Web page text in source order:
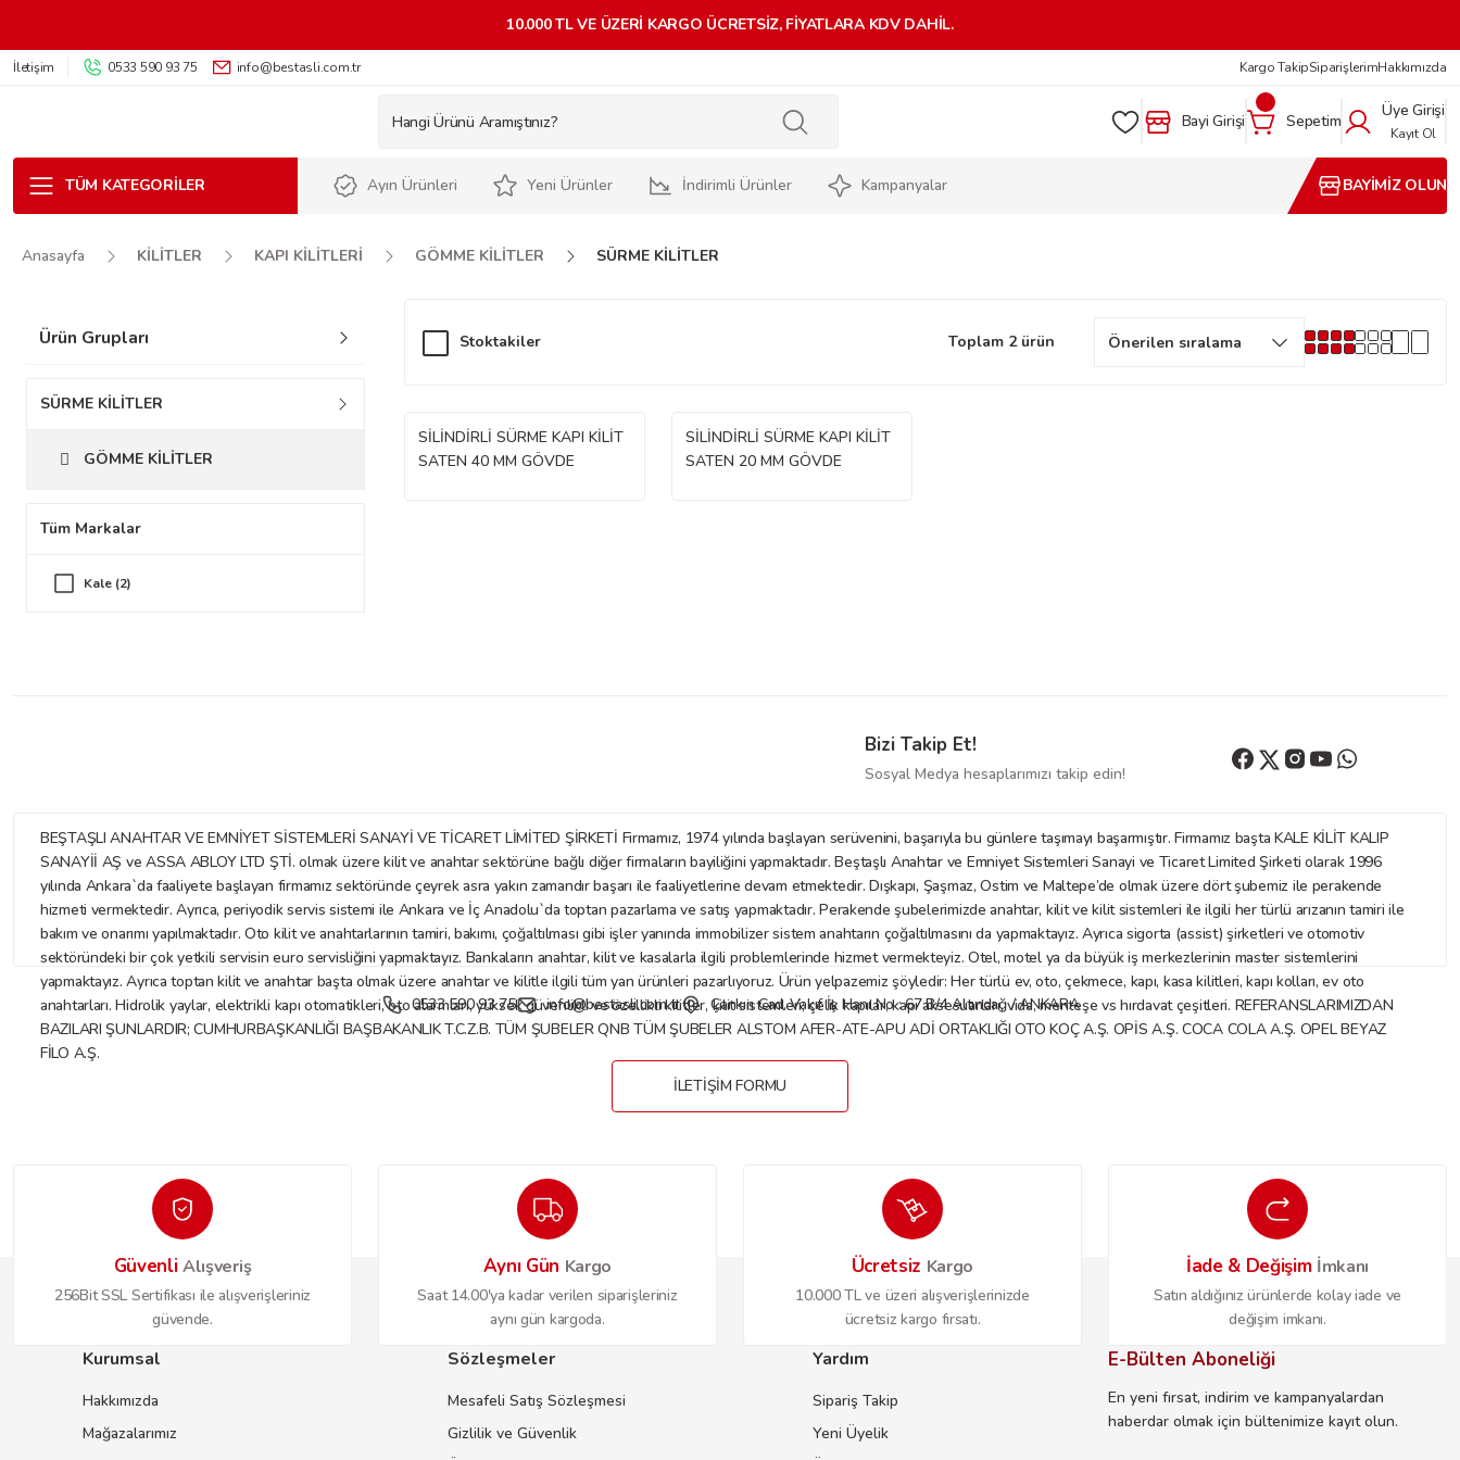
10.000 TL VE ÜZERİ KARGO ÜCRETSİZ, FİYATLARA KDV DAHİL.
İletişim 0533 590 93 75 info@bestasli.com.tr Kargo TakipSiparişlerimHakkımızda
Bayi Girişi Sepetim
Üye Girişi
Kayıt Ol
TÜM KATEGORILER Ayın Ürünleri Yeni Ürünler İndirimli Ürünler Kampanyalar BAYİMİZ OLUN
Anasayfa KİLİTLER KAPI KİLİTLERİ GÖMME KİLİTLER SÜRME KİLİTLER
Ürün Grupları
SÜRME KİLİTLER
GÖMME KİLİTLER
Tüm Markalar
Kale (2)
Stoktakiler Toplam 2 ürün
SİLİNDİRLİ SÜRME KAPI KİLİT
SATEN 40 MM GÖVDE
SİLİNDİRLİ SÜRME KAPI KİLİT
SATEN 20 MM GÖVDE
Bizi Takip Et!
Sosyal Medya hesaplarımızı takip edin!
BEŞTAŞLI ANAHTAR VE EMNİYET SİSTEMLERİ SANAYİ VE TİCARET LİMİTED ŞİRKETİ Firmamız, 1974 yılında başlayan serüvenini, başarıyla bu günlere taşımayı başarmıştır. Firmamız başta KALE KİLİT KALIP
SANAYİİ AŞ ve ASSA ABLOY LTD ŞTİ. olmak üzere kilit ve anahtar sektörüne bağlı diğer firmaların bayiliğini yapmaktadır. Beştaşlı Anahtar ve Emniyet Sistemleri Sanayi ve Ticaret Limited Şirketi olarak 1996
yılında Ankara`da faaliyete başlayan firmamız sektöründe çeyrek asra yakın zamandır başarı ile faaliyetlerine devam etmektedir. Dışkapı, Şaşmaz, Ostim ve Maltepe’de olmak üzere dört şubemiz ile perakende
hizmeti vermektedir. Ayrıca, periyodik servis sistemi ile Ankara ve İç Anadolu`da toptan pazarlama ve satış yapmaktadır. Perakende şubelerimizde anahtar, kilit ve kilit sistemleri ile ilgili her türlü arızanın tamiri ile
bakım ve onarımı yapılmaktadır. Oto kilit ve anahtarlarının tamiri, bakımı, çoğaltılması gibi işler yanında immobilizer sistem anahtarın çoğaltılmasını da yapmaktayız. Ayrıca sigorta (assist) şirketleri ve otomotiv
sektöründeki bir çok yetkili servisin euro servisliğini yapmaktayız. Bankaların anahtar, kilit ve kasalarla ilgili problemlerinde hizmet vermekteyiz. Otel, motel ya da büyük iş merkezlerinin master sistemlerini
yapmaktayız. Ayrıca toptan kilit ve anahtar başta olmak üzere anahtar ve kilitle ilgili tüm yan ürünleri pazarlıyoruz. Ürün yelpazemiz şöyledir: Her türlü ev, oto, çekmece, kapı, kasa kilitleri, kapı kolları, ev oto
anahtarları. Hidrolik yaylar, elektrikli kapı otomatikleri, oto alarmları, yüksek güvenlikli ve özellikli kilitler, kilit sistemleri; çelik kapılar, kapı aksesuarları, vida, menteşe vs hırdavat çeşitleri. REFERANSLARIMIZDAN
BAZILARI ŞUNLARDIR; CUMHURBAŞKANLIĞI BAŞBAKANLIK T.C.Z.B. TÜM ŞUBELER QNB TÜM ŞUBELER ALSTOM AFER-ATE-APU ADİ ORTAKLIĞI OTO KOÇ A.Ş. OPİS A.Ş. COCA COLA A.Ş. OPEL BEYAZ
FİLO A.Ş.
0533 590 93 75 info@bestasli.com.tr Çankırı Cad. Vakıf İş Hanı No : 67 B/4 Altındağ / ANKARA
İLETİŞİM FORMU
GüvenliAlışveriş
256Bit SSL Sertifikası ile alışverişleriniz
güvende.
Aynı Gün Kargo
Saat 14.00'ya kadar verilen siparişleriniz
aynı gün kargoda.
Ücretsiz Kargo
10.000 TL ve üzeri alışverişlerinizde
ücretsiz kargo fırsatı.
İade & Değişim İmkanı
Satın aldığınız ürünlerde kolay iade ve
değişim imkanı.
Kurumsal
Hakkımızda
Mağazalarımız
Sözleşmeler
Mesafeli Satış Sözleşmesi
Gizlilik ve Güvenlik
Yardım
Sipariş Takip
Yeni Üyelik
E-Bülten Aboneliği
En yeni fırsat, indirim ve kampanyalardan
haberdar olmak için bültenimize kayıt olun.